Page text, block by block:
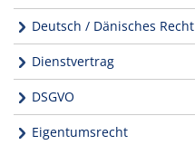
Deutsch / Dänisches Recht
Dienstvertrag
DSGVO
Eigentumsrecht